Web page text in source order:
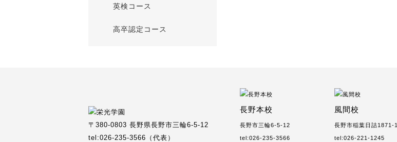
英検コース
高卒認定コース
〒380-0803 長野県長野市三輪6-5-12
tel:026-235-3566（代表）
長野本校
長野市三輪6-5-12
tel:026-235-3566
風間校
長野市稲葉日詰1871-1
tel:026-221-1245